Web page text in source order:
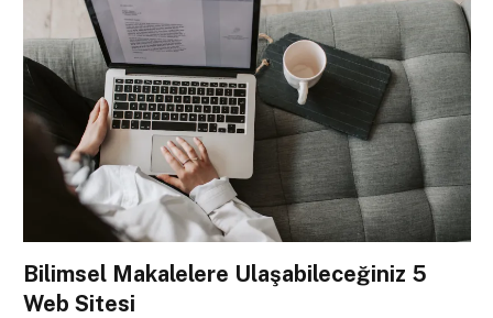
Bilimsel Makalelere Ulaşabileceğiniz 5
Web Sitesi